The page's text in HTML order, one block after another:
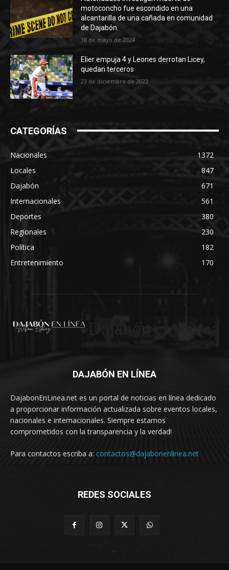
motoconcho fue escondido en una
alcantarilla de una cañada en comunidad
de Dajabón.
18 de mayo de 2024
Elier empuja 4 y Leones derrotan Licey,
quedan terceros
23 de diciembre de 2023
CATEGORÍAS
Nacionales
1372
Locales
847
Dajabón
671
Internacionales
561
Deportes
380
Regionales
230
Política
182
Entretenimiento
170
DAJABÓN EN LÍNEA
DajabonEnLinea.net es un portal de noticias en línea dedicado
a proporcionar información actualizada sobre eventos locales,
nacionales e internacionales. Siempre estamos
comprometidos con la transparencia y la verdad!
Para contactos escriba a: contactos@dajabonenlinea.net
REDES SOCIALES